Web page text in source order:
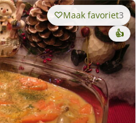
Maak favoriet3
👍